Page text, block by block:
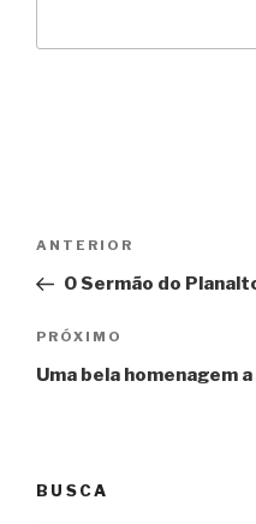
Post
Anterior
ANTERIOR
O Sermão do
Próximo
PRÓXIMO
Uma bela homenagem
BUSCA